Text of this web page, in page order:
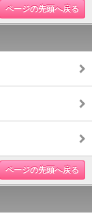
ページの先頭へ戻る
ページの先頭へ戻る